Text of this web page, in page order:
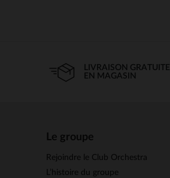
LIVRAISON GRATUITE
EN MAGASIN
Le groupe
Rejoindre le Club Orchestra
L’histoire du groupe